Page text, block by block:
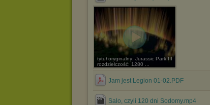
tytuł oryginalny: Jurassic Park III
rozdzielczość: 1280 ...
Jam jest Legion 01-02.PDF
Salo, czyli 120 dni Sodomy.mp4